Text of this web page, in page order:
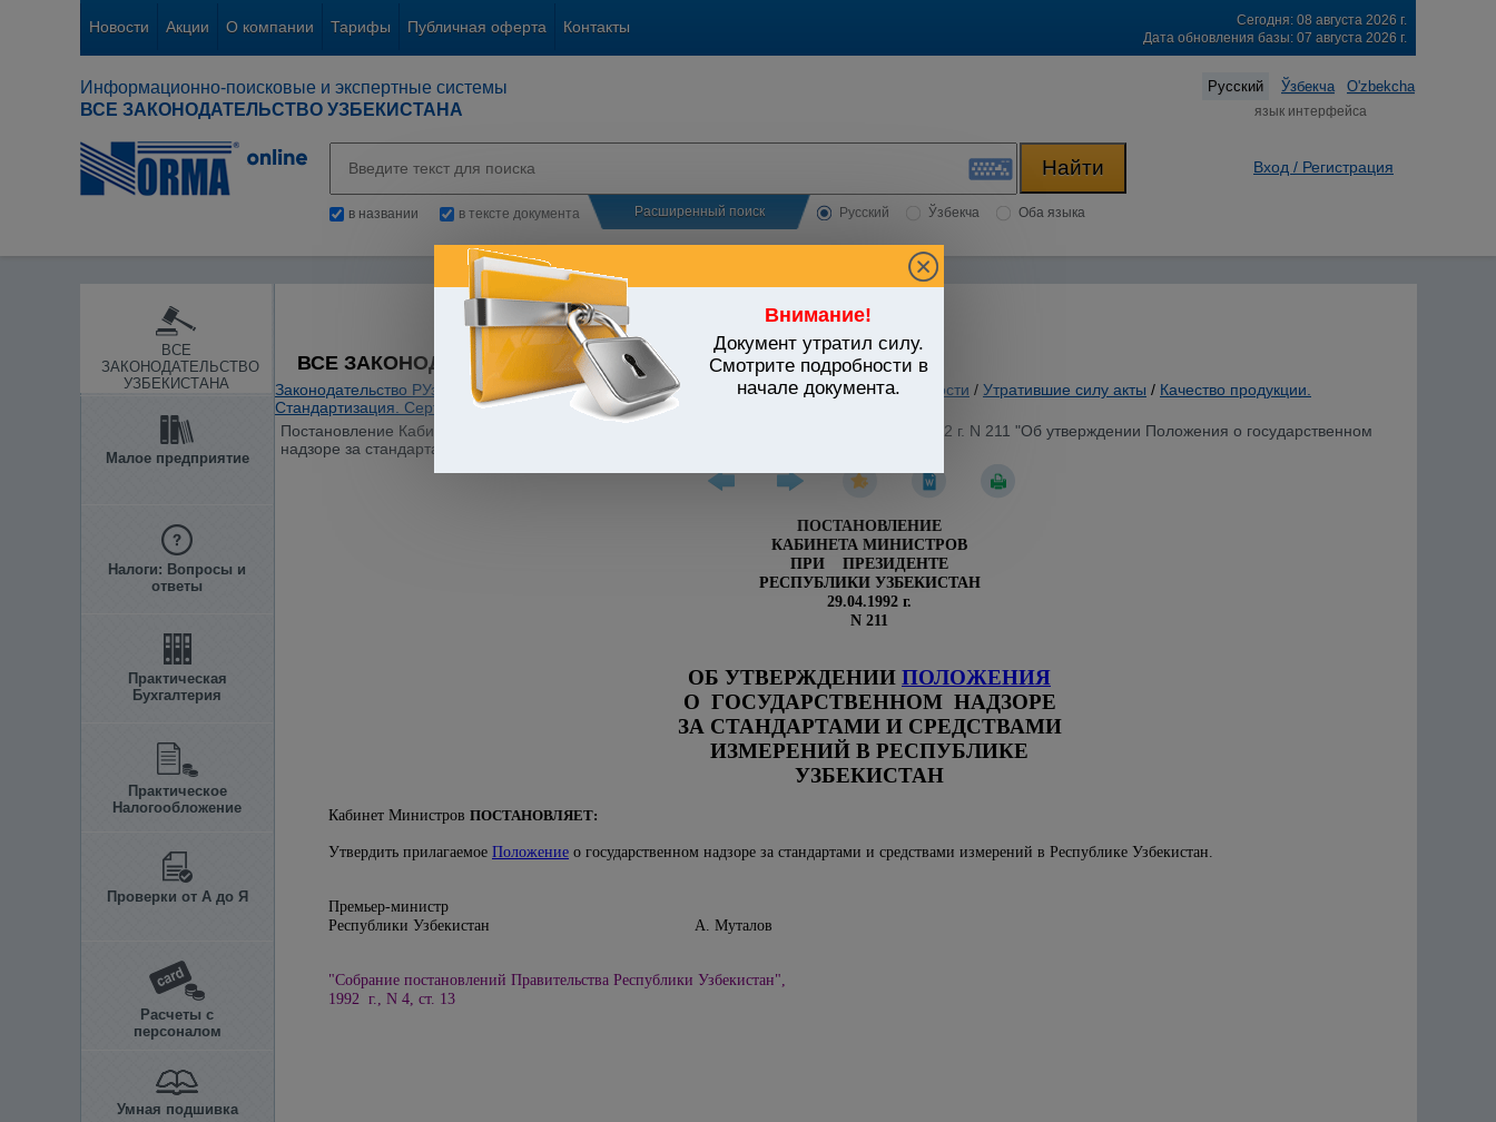
Новости Акции О компании Тарифы Публичная оферта Контакты
Сегодня: 08 августа 2026 г.
Дата обновления базы: 07 августа 2026 г.
Информационно-поисковые и экспертные системы
ВСЕ ЗАКОНОДАТЕЛЬСТВО УЗБЕКИСТАНА
Русский Ўзбекча O'zbekcha
язык интерфейса
в названии в тексте документа Расширенный поиск Русский Ўзбекча Оба языка
Вход / Регистрация
ВСЕ
ЗАКОНОДАТЕЛЬСТВО
УЗБЕКИСТАНА
Малое предприятие
Налоги: Вопросы и
ответы
Практическая
Бухгалтерия
Практическое
Налогообложение
Проверки от А до Я
Расчеты с
персоналом
Умная подшивка
Внимание!
Документ утратил силу.
Смотрите подробности в
начале документа.
ВСЕ ЗАКОНОДАТЕЛЬСТВО УЗБЕКИСТАНА
Законодательство РУз Общие вопросы хозяйственной и предпринимательской деятельности / Утратившие силу акты / Качество продукции.
Стандартизация. Сертификация. Метрология /
Постановление Кабинета Министров при Президенте Республики Узбекистан от 29.04.1992 г. N 211 "Об утверждении Положения о государственном
надзоре за стандартами и средствами измерений в Республике Узбекистан"
ПОСТАНОВЛЕНИЕ
КАБИНЕТА МИНИСТРОВ
ПРИ ПРЕЗИДЕНТЕ
РЕСПУБЛИКИ УЗБЕКИСТАН
29.04.1992 г.
N 211
ОБ УТВЕРЖДЕНИИ ПОЛОЖЕНИЯ
О ГОСУДАРСТВЕННОМ НАДЗОРЕ
ЗА СТАНДАРТАМИ И СРЕДСТВАМИ
ИЗМЕРЕНИЙ В РЕСПУБЛИКЕ
УЗБЕКИСТАН
Кабинет Министров ПОСТАНОВЛЯЕТ:
Утвердить прилагаемое Положение о государственном надзоре за стандартами и средствами измерений в Республике Узбекистан.
Премьер-министр
Республики Узбекистан А. Муталов
"Собрание постановлений Правительства Республики Узбекистан",
1992 г., N 4, ст. 13